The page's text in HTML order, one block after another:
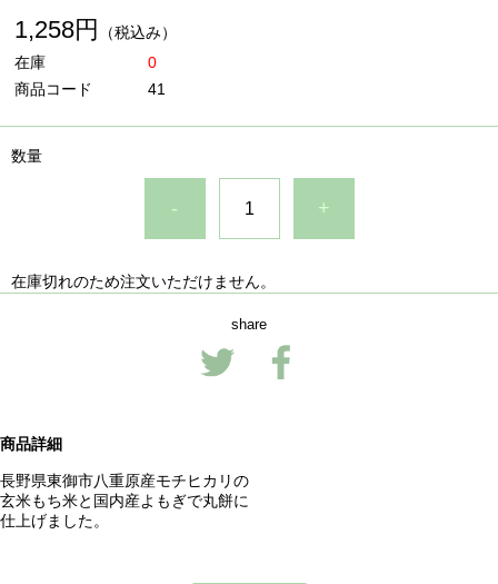
1,258円
（税込み）
在庫
0
商品コード
41
数量
- +
在庫切れのため注文いただけません。
share
商品詳細
長野県東御市八重原産モチヒカリの
玄米もち米と国内産よもぎで丸餅に
仕上げました。